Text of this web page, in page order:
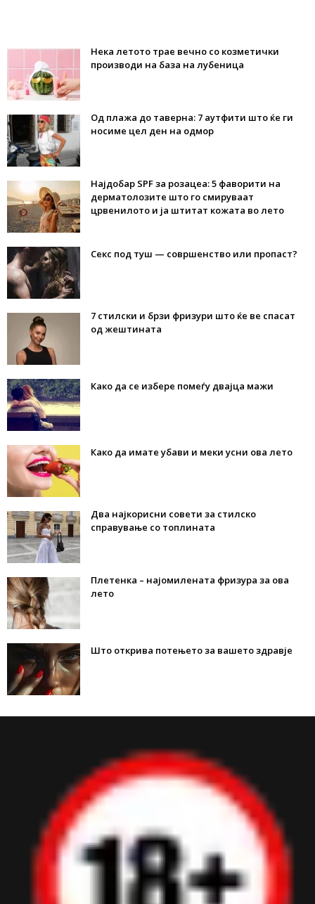
Нека летото трае вечно со козметички
производи на база на лубеница
Од плажа до таверна: 7 аутфити што ќе ги
носиме цел ден на одмор
Најдобар SPF за розацеа: 5 фаворити на
дерматолозите што го смируваат
црвенилото и ја штитат кожата во лето
Секс под туш — совршенство или пропаст?
7 стилски и брзи фризури што ќе ве спасат
од жештината
Како да се избере помеѓу двајца мажи
Како да имате убави и меки усни ова лето
Два најкорисни совети за стилско
справување со топлината
Плетенка – најомилената фризура за ова
лето
Што открива потењето за вашето здравје